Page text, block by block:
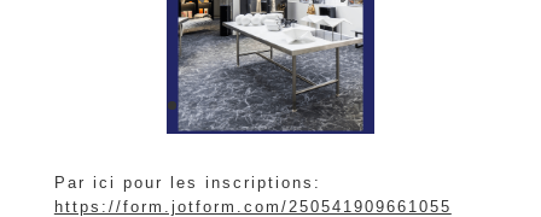
Par ici pour les inscriptions:
https://form.jotform.com/250541909661055